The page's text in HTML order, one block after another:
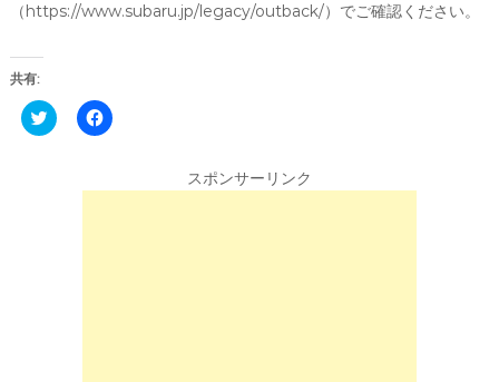
（https://www.subaru.jp/legacy/outback/）でご確認ください。
共有:
C
l
F
a
o スポンサーリンク